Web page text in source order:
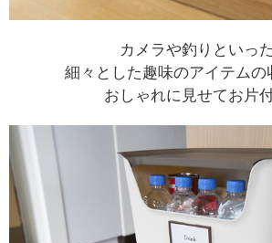
カメラや釣りといった
細々とした趣味のアイテムの
おしゃれに見せてお片付